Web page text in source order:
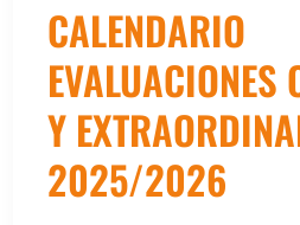
CALENDARIO
Y
2025/2026